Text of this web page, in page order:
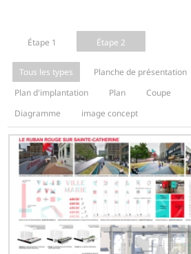
Étape 1 Étape 2
Tous les types Planche de présentation
Plan d'implantation
Plan Coupe
Diagramme
image concept